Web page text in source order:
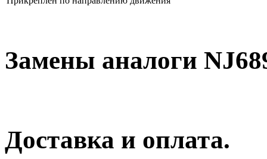
Замены аналоги
Доставка и оплата.